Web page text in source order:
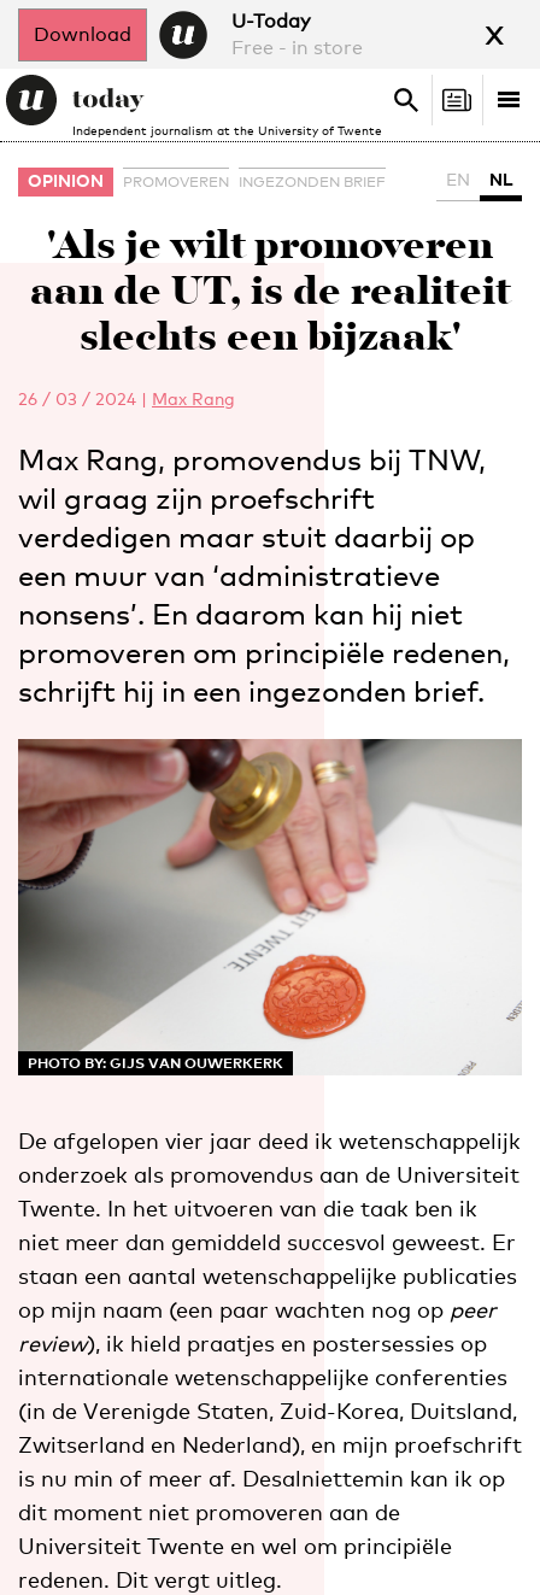
Download
U-Today
Free - in store
x
Independent journalism at the University of Twente
Search
Search
OPINION PROMOVEREN INGEZONDEN BRIEF EN NL
'Als je wilt promoveren
aan de UT, is de realiteit
slechts een bijzaak'
26 / 03 / 2024 | Max Rang
Max Rang, promovendus bij TNW,
wil graag zijn proefschrift
verdedigen maar stuit daarbij op
een muur van ‘administratieve
nonsens’. En daarom kan hij niet
promoveren om principiële redenen,
schrijft hij in een ingezonden brief.
PHOTO BY: GIJS VAN OUWERKERK
De afgelopen vier jaar deed ik wetenschappelijk
onderzoek als promovendus aan de Universiteit
Twente. In het uitvoeren van die taak ben ik
niet meer dan gemiddeld succesvol geweest. Er
staan een aantal wetenschappelijke publicaties
op mijn naam (een paar wachten nog op peer
review), ik hield praatjes en postersessies op
internationale wetenschappelijke conferenties
(in de Verenigde Staten, Zuid-Korea, Duitsland,
Zwitserland en Nederland), en mijn proefschrift
is nu min of meer af. Desalniettemin kan ik op
dit moment niet promoveren aan de
Universiteit Twente en wel om principiële
redenen. Dit vergt uitleg.